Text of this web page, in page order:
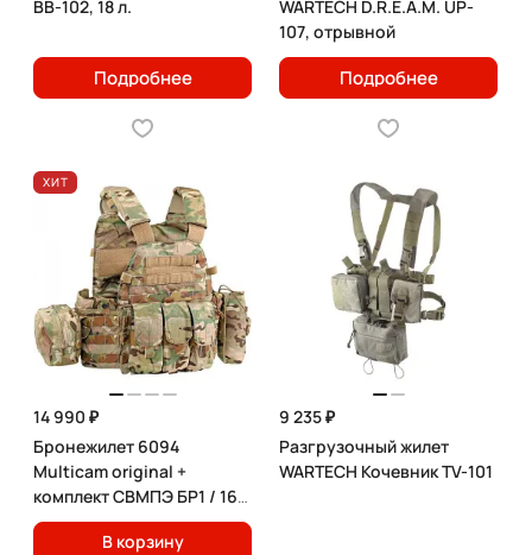
BB-102, 18 л.
Подробнее
WARTECH D.R.E.A.M. UP-
107, отрывной
Подробнее
ХИТ
14 990 ₽
Бронежилет 6094
Multicam original +
комплект СВМПЭ БР1 / 16
слоев
В корзину
9 235 ₽
Разгрузочный жилет
WARTECH Кочевник TV-101